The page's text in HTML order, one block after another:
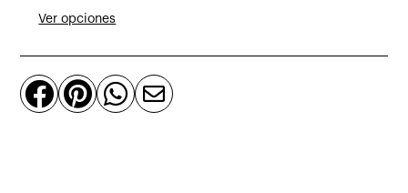
teca
maciza
cantidad
Ver opciones
   